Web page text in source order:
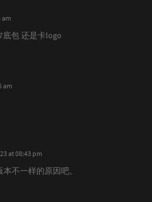
am
底包 还是卡logo
am
at 08:43 pm
本不一样的原因吧。